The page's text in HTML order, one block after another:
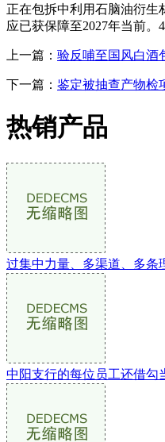
正在包拆中利用石脑油衍生
应已获保障至2027年当前。
上一篇： 验反哺至国风白酒
下一篇： 鉴定被抽查产物检
热销产品
过集中力量、多渠道、多条
中阳支行的每位员工还借勾